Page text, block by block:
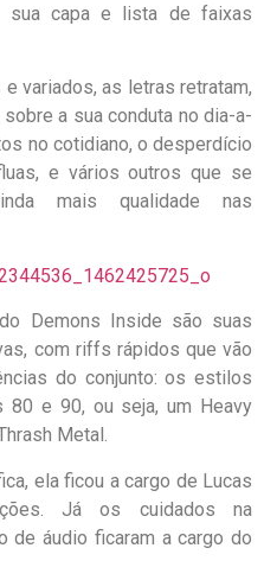
sua capa e lista de faixas
variados, as letras retratam,
a sua conduta no dia-a-
no cotidiano, o desperdício
e vários outros que se
mais qualidade nas
Demons Inside são suas
com riffs rápidos que vão
do conjunto: os estilos
80 e 90, ou seja, um Heavy
Metal.
ela ficou a cargo de Lucas
Já os cuidados na
de áudio ficaram a cargo do